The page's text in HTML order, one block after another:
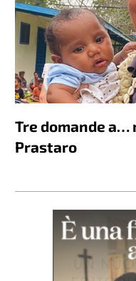
Tre domande a…
Prastaro